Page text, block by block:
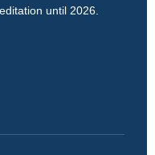
until 2026.